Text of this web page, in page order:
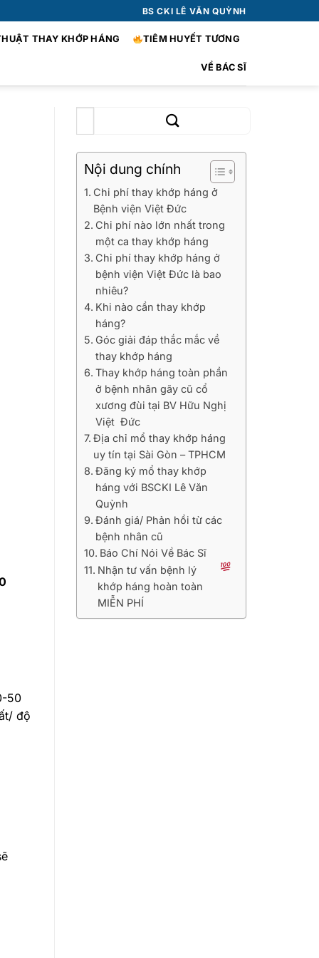
BS CKI LÊ VĂN QUỲNH
THAY KHỚP HÁNG TIÊM HUYẾT TƯƠNG
VỀ BÁC SĨ
50
độ
Nội dung chính
Chi phí thay khớp háng ở
Bệnh viện Việt Đức
Chi phí nào lớn nhất trong
một ca thay khớp háng
Chi phí thay khớp háng ở
bệnh viện Việt Đức là bao
nhiêu?
Khi nào cần thay khớp
háng?
Góc giải đáp thắc mắc về
thay khớp háng
Thay khớp háng toàn phần
ở bệnh nhân gãy cũ cổ
xương đùi tại BV Hữu Nghị
Việt Đức
Địa chỉ mổ thay khớp háng
uy tín tại Sài Gòn – TPHCM
Đăng ký mổ thay khớp
háng với BSCKI Lê Văn
Quỳnh
Đánh giá/ Phản hồi từ các
bệnh nhân cũ
Báo Chí Nói Về Bác Sĩ
Nhận tư vấn bệnh lý
khớp háng hoàn toàn
MIỄN PHÍ